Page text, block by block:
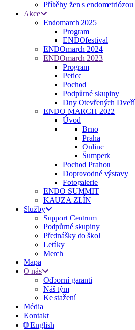
Příběhy žen s endometriózou
Akce
Endomarch 2025
Program
ENDOfestival
ENDOmarch 2024
ENDOmarch 2023
Program
Petice
Pochod
Podpůrné skupiny
Dny Otevřených Dveří
ENDO MARCH 2022
Úvod
Brno
Praha
Online
Šumperk
Pochod Prahou
Doprovodné výstavy
Fotogalerie
ENDO SUMMIT
KAUZA ZLÍN
Služby
Support Centrum
Podpůrné skupiny
Přednášky do škol
Letáky
Merch
Mapa
O nás
Odborní garanti
Náš tým
Ke stažení
Média
Kontakt
🌐 English